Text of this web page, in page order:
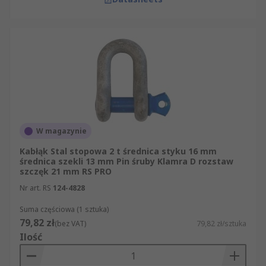
typ styku: pin śruby, pin rozdzielający albo
śruba bezpieczeństwa,
materiał korpusu i odporność na warunki
środowiskowe,
galwanizowane lub polerowane,
kompatybilność z hakiem, liną, łańcuchem,
zawiesiem lub śrubą oczkową,
wymagane normy, zatwierdzenia i
dokumentacja producenta.
Przed użyciem należy sprawdzić stan korpusu i
pinu, brak odkształceń, zużycia, korozji oraz
W magazynie
Kabłąk Stal stopowa 2 t średnica styku 16 mm
średnica szekli 13 mm Pin śruby Klamra D rozstaw
szczęk 21 mm RS PRO
Nr art. RS 124-4828
Suma częściowa (1 sztuka)
79,82 zł(bez VAT) 79,82 zł/sztuka
Ilość